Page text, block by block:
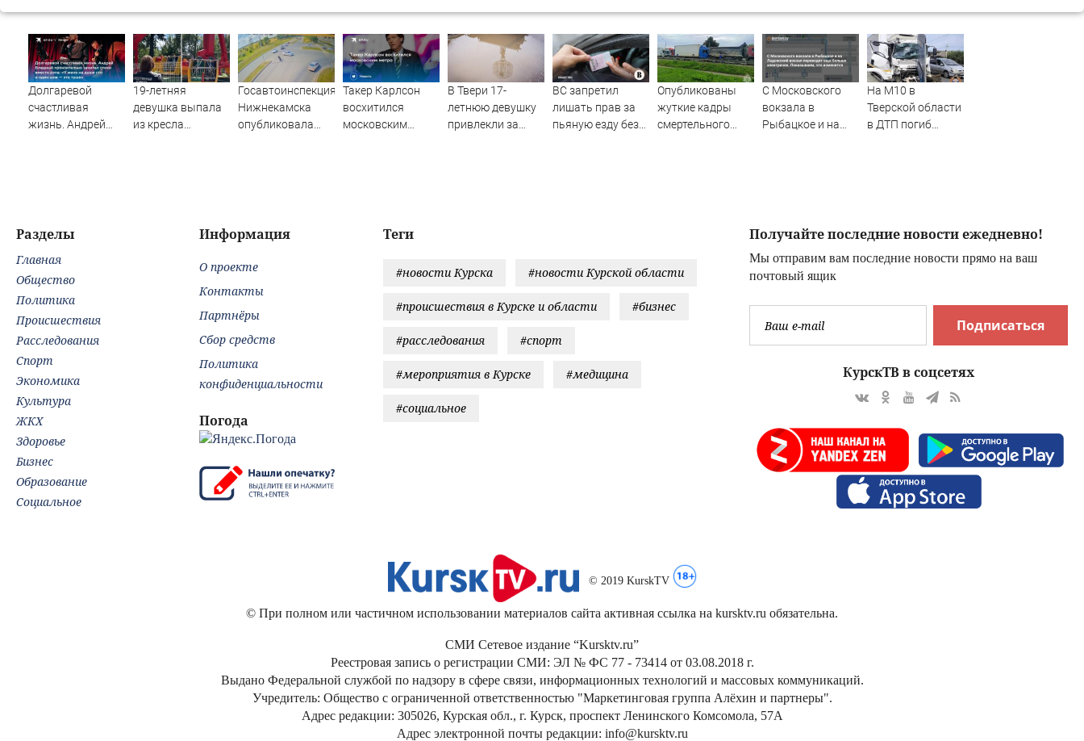
Долгаревой
счастливая
жизнь. Андрей
туше»
19-летняя
девушка выпала
из кресла
Госавтоинспекция
Нижнекамска
опубликовала
Такер Карлсон
восхитился
московским
В Твери 17-
летнюю девушку
привлекли за
ВС запретил
лишать прав за
пьяную езду без
Опубликованы
жуткие кадры
смертельного
С Московского
вокзала в
Рыбацкое и на
изменится
На М10 в
Тверской области
в ДТП погиб
Тверские новости.
Новости Твери.
Получайте последние новости ежедневно!
Мы отправим вам последние новости прямо на ваш
почтовый ящик
Подписаться
КурскТВ в соцсетях
Теги
#новости Курска #новости Курской области
#происшествия в Курске и области #бизнес
#расследования #спорт
#мероприятия в Курске #медицина
#социальное
Разделы
Главная
Общество
Политика
Происшествия
Расследования
Спорт
Экономика
Культура
ЖКХ
Здоровье
Бизнес
Образование
Социальное
Информация
О проекте
Контакты
Партнёры
Сбор средств
Политика
конфиденциальности
Погода
© 2019 KurskTV
© При полном или частичном использовании материалов сайта активная ссылка на kursktv.ru обязательна.
СМИ Сетевое издание “Kursktv.ru”
Реестровая запись о регистрации СМИ: ЭЛ № ФС 77 - 73414 от 03.08.2018 г.
Выдано Федеральной службой по надзору в сфере связи, информационных технологий и массовых коммуникаций.
Учредитель: Общество с ограниченной ответственностью "Маркетинговая группа Алёхин и партнеры".
Адрес редакции: 305026, Курская обл., г. Курск, проспект Ленинского Комсомола, 57А
Адрес электронной почты редакции: info@kursktv.ru